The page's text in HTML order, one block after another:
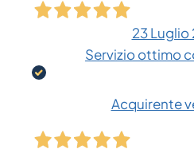
23 Luglio
Servizio ottimo
Acquirente